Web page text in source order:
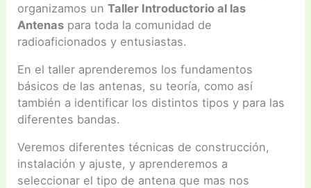
organizamos unTaller Introductorio al las
Antenas para toda la comunidad de
radioaficionados y entusiastas.
En el taller aprenderemos los fundamentos
básicos de las antenas, su teoría, como así
también a identificar los distintos tipos y para las
diferentes bandas.
Veremos diferentes técnicas de construcción,
instalación y ajuste, y aprenderemos a
seleccionar el tipo de antena que mas nos